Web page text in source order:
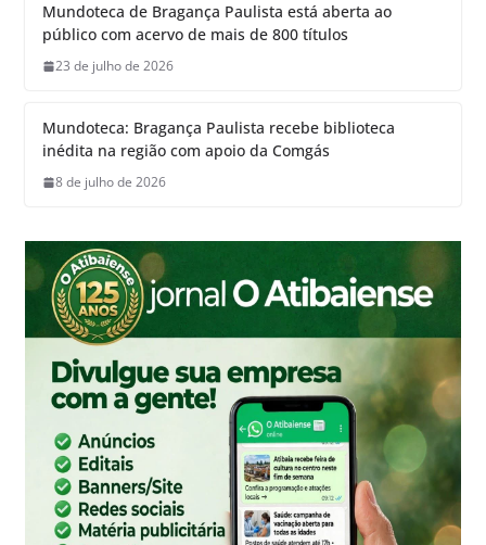
Mundoteca de Bragança Paulista está aberta ao
público com acervo de mais de 800 títulos
23 de julho de 2026
Mundoteca: Bragança Paulista recebe biblioteca
inédita na região com apoio da Comgás
8 de julho de 2026